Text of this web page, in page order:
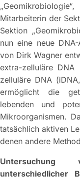
Mitarbeiterin der
Sektion
nun eine neue
von Dirk Wagner
extra-zelluläre
zelluläre DNA
ermöglicht die
lebenden und
Mikroorganismen.
tatsächlich aktiven
denen andere
unterschiedlicher